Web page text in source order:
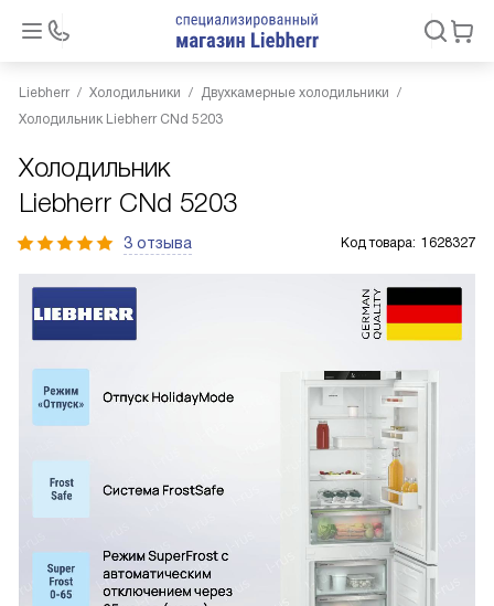
Liebherr Холодильники
Двухкамерные холодильники
Холодильник Liebherr CNd 5203
Холодильник
Liebherr CNd 5203
3 отзыва Код товара: 1628327